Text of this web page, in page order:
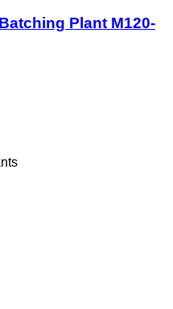
Plant M120-